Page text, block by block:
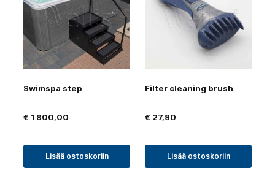
Swimspa step
€ 1 800,00
Lisää ostoskoriin
Filter cleaning brush
€ 27,90
Lisää ostoskoriin